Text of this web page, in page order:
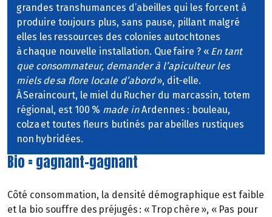
grandes transhumances d’abeilles qui les forcent à
produire toujours plus, sans pause, pillant malgré
elles les ressources des colonies autochtones
à chaque nouvelle installation. Que faire ? « En tant
que consommateur, demander à l’apiculteur les
miels de sa flore locale d’abord», dit-elle.
À Seraincourt, le miel du Rucher du marcassin, totem
régional, est 100 % made inArdennes : bouleau,
colza et toutes fleurs butinés par abeilles rustiques
non hybridées.
Bio = gagnant-gagnant
Côté consommation, la densité démographique est faible
et la bio souffre des préjugés : « Trop chère », « Pas pour